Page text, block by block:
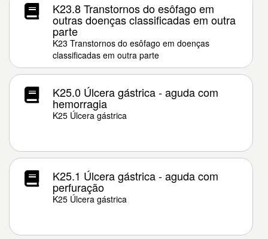
K23.8 Transtornos do esôfago em
outras doenças classificadas em outra
parte
K23 Transtornos do esôfago em doenças
classificadas em outra parte
K25.0 Úlcera gástrica - aguda com
hemorragia
K25 Úlcera gástrica
K25.1 Úlcera gástrica - aguda com
perfuração
K25 Úlcera gástrica